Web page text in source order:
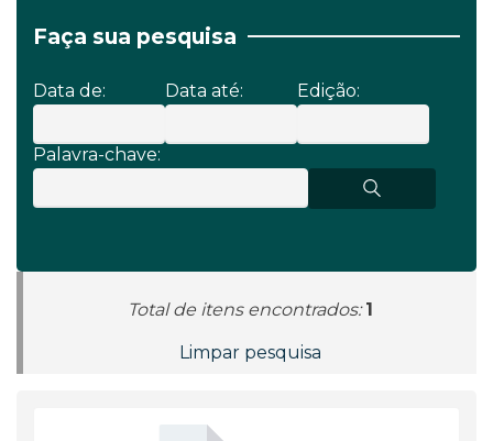
Faça sua pesquisa
Data de: Data até: Edição:
Palavra-chave:
Total de itens encontrados: 1
Limpar pesquisa